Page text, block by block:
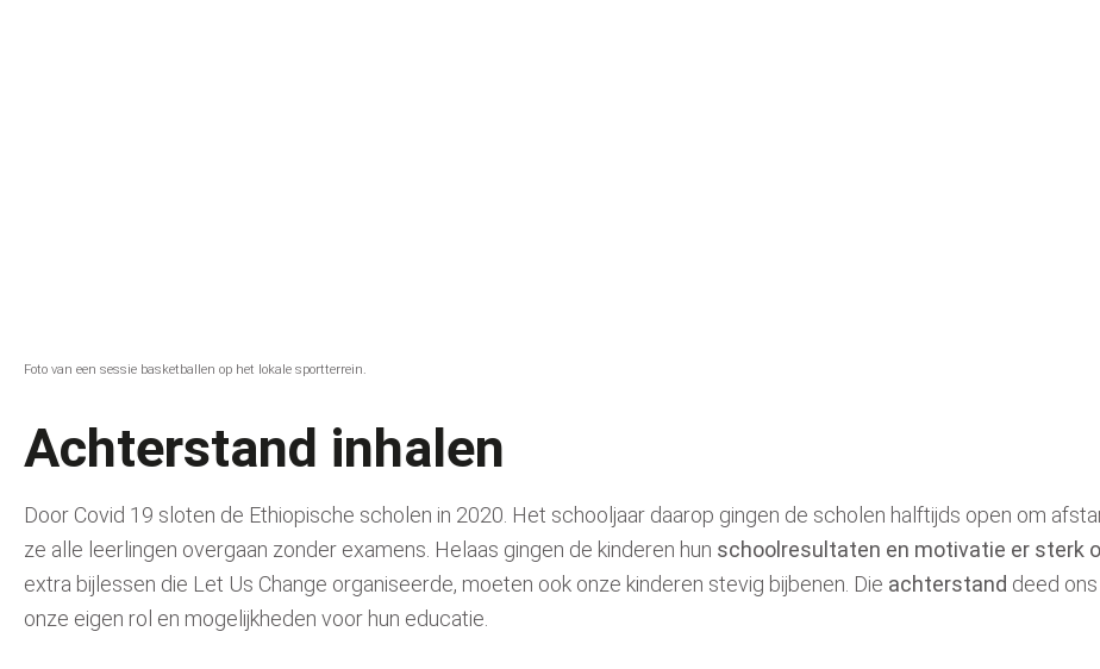
Foto van een sessie basketballen op het lokale sportterrein.
Achterstand inhalen
Door Covid 19 sloten de Ethiopische scholen in 2020. Het schooljaar daarop gingen de scholen halftijds open om
ze alle leerlingen overgaan zonder examens. Helaas gingen de kinderen hun schoolresultaten en motivatie er sterk
extra bijlessen die Let Us Change organiseerde, moeten ook onze kinderen stevig bijbenen. Die achterstand deed
onze eigen rol en mogelijkheden voor hun educatie.